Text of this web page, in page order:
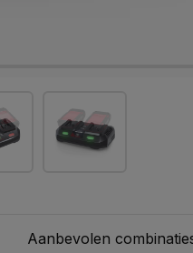
Aanbevolen